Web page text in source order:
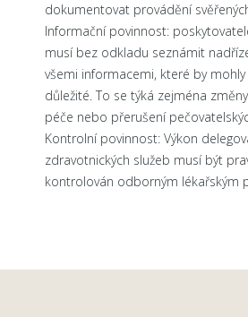
dokumentovat provádění
Informační povinnost:
musí bez odkladu seznámit
všemi informacemi, které by
důležité. To se týká zejména
péče nebo přerušení
Kontrolní povinnost: Výkon
zdravotnických služeb musí být
kontrolován odborným lékařským